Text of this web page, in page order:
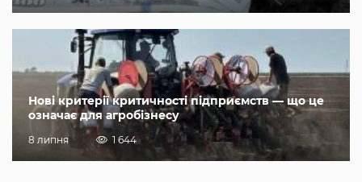
Нові критерії критичності підприємств — що це
означає для агробізнесу
8 липня 1 644